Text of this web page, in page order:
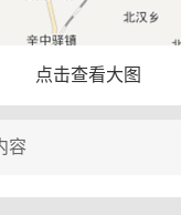
点击查看大图
容